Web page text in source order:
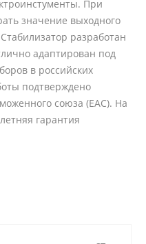
При
значение выходного
разработан
адаптирован под
в российских
подтверждено
союза (EAC). На
гарантия